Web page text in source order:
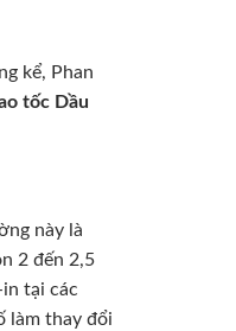
kể, Phan
tốc Dầu
này là
2 đến 2,5
tại các
làm thay đổi